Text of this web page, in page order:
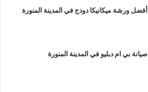
أفضل ورشة ميكانيكا دودج في المدينة المنورة
صيانة بي ام دبليو في المدينة المنورة